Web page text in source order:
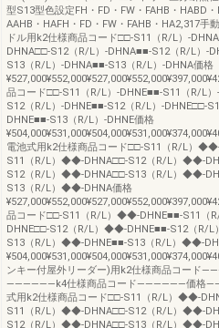
型S13型色設定FH・FD・FW・FAHB・HABD・
AAHB・HAFH・FD・FW・FAHB・HA2,317手
ドル用k2仕様商品コード□□-S11（R/L）-
DHNA□□-S12（R/L）-DHNA■■-S12（R/L）-
S13（R/L）-DHNA■■-S13（R/L）-DHNA価格
品コード□□-S11（R/L）-DHNE■■-S11（R/L）
S12（R/L）-DHNE■■-S12（R/L）-DHNE□□-
DHNE■■-S13（R/L）-DHNE価格
電池式用k2仕様商品コード□□-S11（R/L）
S11（R/L）◆◆-DHNA□□-S12（R/L）◆◆-
S12（R/L）◆◆-DHNA□□-S13（R/L）◆◆-
S13（R/L）◆◆-DHNA価格
品コード□□-S11（R/L）◆◆-DHNE■■-S11
DHNE□□-S12（R/L）◆◆-DHNE■■-S12（R/
S13（R/L）◆◆-DHNE■■-S13（R/L）◆◆-
ンキー付屋外リーダー)用k2仕様商品コード
――――――k4仕様商品コード――――――価格
式用k2仕様商品コード□□-S11（R/L）◆◆-
S11（R/L）◆◆-DHNA□□-S12（R/L）◆◆-
S12（R/L）◆◆-DHNA□□-S13（R/L）◆◆-